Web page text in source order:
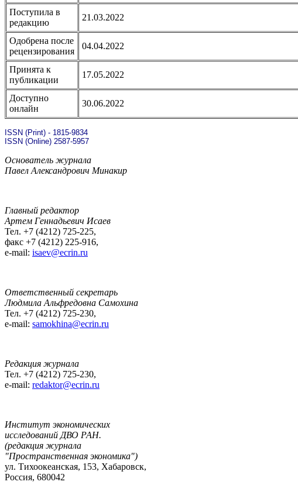
Поступила в
редакцию
21.03.2022
Одобрена после
рецензирования
04.04.2022
Принята к
публикации
17.05.2022
Доступно
онлайн
30.06.2022
ISSN (Print) - 1815-9834
ISSN (Online) 2587-5957
Основатель журнала
Павел Александрович Минакир
Главный редактор
Артем Геннадьевич Исаев
Тел. +7 (4212) 725-225,
факс +7 (4212) 225-916,
e-mail: isaev@ecrin.ru
Ответственный секретарь
Людмила Альфредовна Самохина
Тел. +7 (4212) 725-230,
e-mail: samokhina@ecrin.ru
Редакция журнала
Тел. +7 (4212) 725-230,
e-mail: redaktor@ecrin.ru
Институт экономических
исследований ДВО РАН.
(редакция журнала
"Пространственная экономика")
ул. Тихоокеанская, 153, Хабаровск,
Россия, 680042